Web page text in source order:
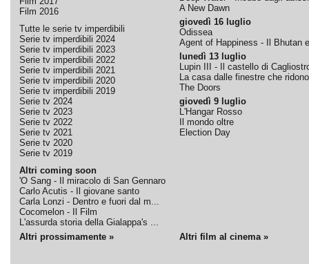
Film 2016
Tutte le serie tv imperdibili
Serie tv imperdibili 2024
Serie tv imperdibili 2023
Serie tv imperdibili 2022
Serie tv imperdibili 2021
Serie tv imperdibili 2020
Serie tv imperdibili 2019
Serie tv 2024
Serie tv 2023
Serie tv 2022
Serie tv 2021
Serie tv 2020
Serie tv 2019
Altri coming soon
'O Sang - Il miracolo di San Gennaro
Carlo Acutis - Il giovane santo
Carla Lonzi - Dentro e fuori dal m...
Cocomelon - Il Film
L'assurda storia della Gialappa's ...
A New Dawn
giovedì 16 luglio
Odissea
Agent of Happiness - Il Bhutan
lunedì 13 luglio
Lupin III - Il castello di
La casa dalle finestre che ridono
The Doors
giovedì 9 luglio
L'Hangar Rosso
Il mondo oltre
Election Day
Altri prossimamente » Altri film al cinema »